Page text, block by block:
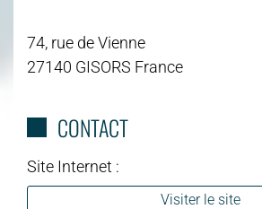
74, rue de Vienne
27140 GISORS France
CONTACT
Site Internet :
Visiter le site